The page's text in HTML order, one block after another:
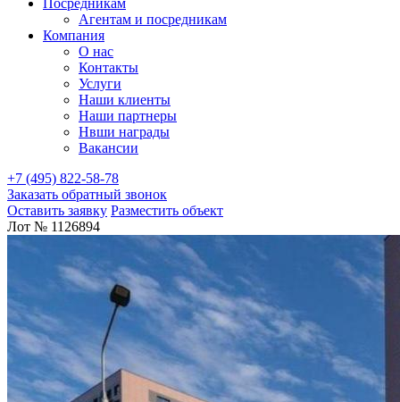
Посредникам
Агентам и посредникам
Компания
О нас
Контакты
Услуги
Наши клиенты
Наши партнеры
Нвши награды
Вакансии
+7 (495) 822-58-78
Заказать обратный звонок
Оставить заявку Разместить объект
Лот № 1126894